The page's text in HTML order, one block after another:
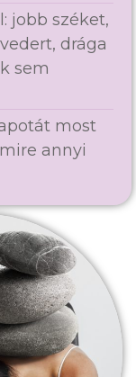
jobb széket,
drága
sem
most
annyi